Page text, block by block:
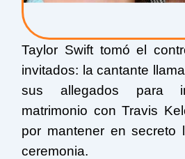
Taylor Swift tomó el
invitados: la cantante
sus allegados para
matrimonio con Travis
por mantener en secreto
ceremonia.